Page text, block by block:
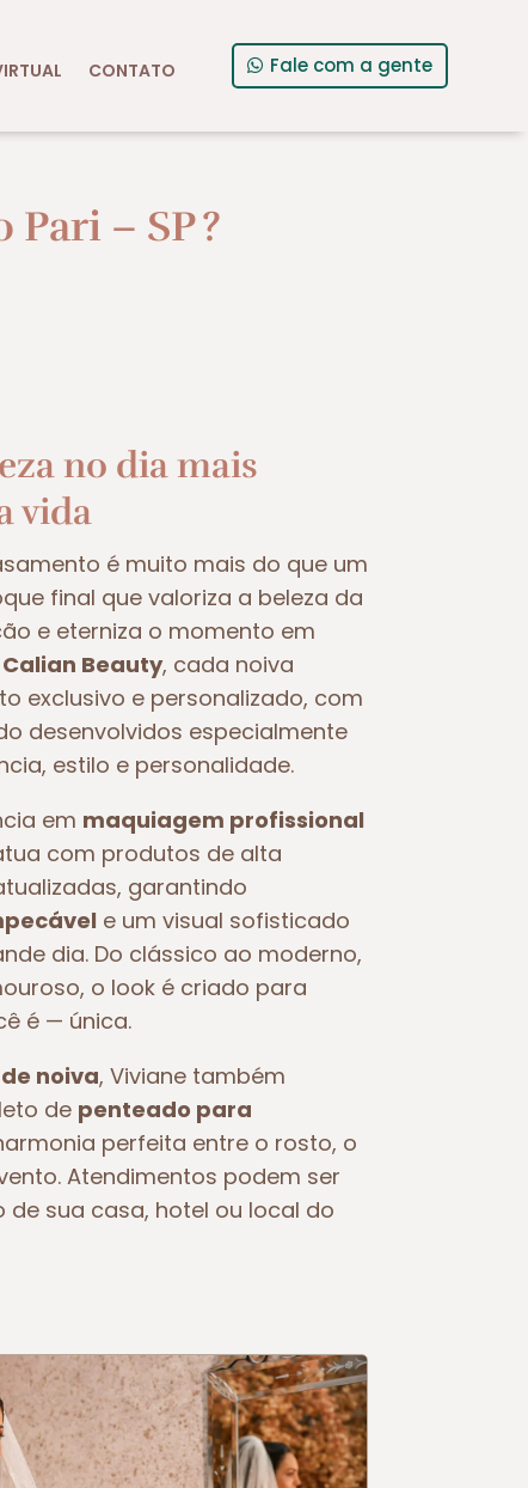
CONTATO Fale com a gente
Pari – SP?
no dia mais
vida
é muito mais do que um
final que valoriza a beleza da
e eterniza o momento em
Beauty, cada noiva
exclusivo e personalizado, com
desenvolvidos especialmente
estilo e personalidade.
em maquiagem profissional
com produtos de alta
garantindo
e um visual sofisticado
dia. Do clássico ao moderno,
o look é criado para
é — única.
noiva, Viviane também
de penteado para
perfeita entre o rosto, o
Atendimentos podem ser
sua casa, hotel ou local do